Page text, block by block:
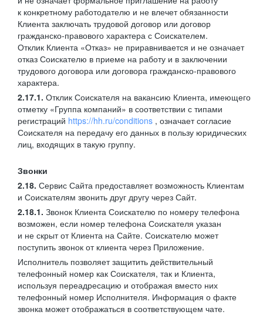
к конкретному работодателю и не влечет обязанности
Клиента заключать трудовой договор или договор
гражданско-правового характера с Соискателем.
Отклик Клиента «Отказ» не приравнивается и не означает
отказ Соискателю в приеме на работу и в заключении
трудового договора или договора гражданско-правового
характера.
2.17.1. Отклик Соискателя на вакансию Клиента, имеющего
отметку «Группа компаний» в соответствии с типами
регистраций https://hh.ru/conditions , означает согласие
Соискателя на передачу его данных в пользу юридических
лиц, входящих в такую группу.
Звонки
2.18. Сервис Сайта предоставляет возможность Клиентам
и Соискателям звонить друг другу через Сайт.
2.18.1. Звонок Клиента Соискателю по номеру телефона
возможен, если номер телефона Соискателя указан
и не скрыт от Клиента на Сайте. Соискателю может
поступить звонок от клиента через Приложение.
Исполнитель позволяет защитить действительный
телефонный номер как Соискателя, так и Клиента,
используя переадресацию и отображая вместо них
телефонный номер Исполнителя. Информация о факте
звонка может отображаться в соответствующем чате.